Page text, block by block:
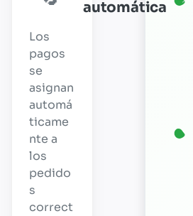
automática
Los
pagos
se
asignan
automá
ticame
nte a
los
pedido
s
correct